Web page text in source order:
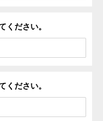
ください。
ください。